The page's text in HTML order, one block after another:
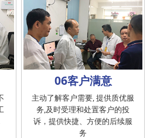
06客户满意
主动了解客户需要, 提供质优服
务,及时受理和处置客户的投
诉，提供快捷、方便的后续服
务